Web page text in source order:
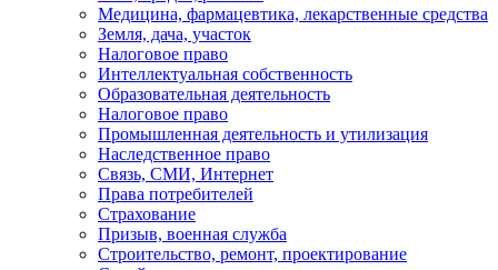
Медицина, фармацевтика, лекарственные средства
Земля, дача, участок
Налоговое право
Интеллектуальная собственность
Образовательная деятельность
Налоговое право
Промышленная деятельность и утилизация
Наследственное право
Связь, СМИ, Интернет
Права потребителей
Страхование
Призыв, военная служба
Строительство, ремонт, проектирование